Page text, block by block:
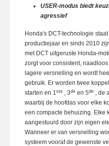
USER-modus biedt
agressief
Honda's DCT-technologie
productiejaar en sinds 2010
met DCT uitgeruste Honda-
zorgt voor consistent,
lagere versnelling en wordt
gebruik. Er worden twee
starten en 1ste , 3de en 5de , de
waarbij de hoofdas voor elke
een compacte behuizing. Elke
aangestuurd door zijn eigen
Wanneer er van versnelling
systeem vooraf de gewenste